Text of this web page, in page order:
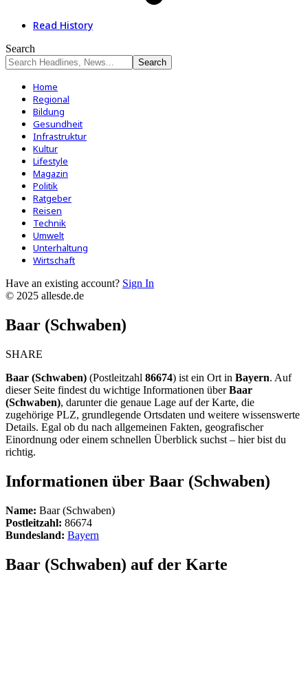
Read History
Search
Home
Regional
Bildung
Gesundheit
Infrastruktur
Kultur
Lifestyle
Magazin
Politik
Ratgeber
Reisen
Technik
Umwelt
Unterhaltung
Wirtschaft
Have an existing account? Sign In
© 2025 allesde.de
Baar (Schwaben)
SHARE
Baar (Schwaben) (Postleitzahl 86674) ist ein Ort in Bayern. Auf
dieser Seite findest du wichtige Informationen überBaar
(Schwaben), darunter die genaue Lage auf der Karte, die
zugehörige PLZ, grundlegende Ortsdaten und weitere wissenswerte
Details. Egal ob du nach allgemeinen Fakten, geografischer
Einordnung oder einem schnellen Überblick suchst – hier bist du
richtig.
Informationen über Baar (Schwaben)
Name: Baar (Schwaben)
Postleitzahl: 86674
Bundesland: Bayern
Baar (Schwaben) auf der Karte